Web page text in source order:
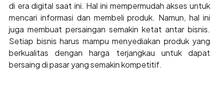
di era digital saat ini. Hal ini mempermudah akses untuk
mencari informasi dan membeli produk. Namun, hal ini
juga membuat persaingan semakin ketat antar bisnis.
Setiap bisnis harus mampu menyediakan produk yang
berkualitas dengan harga terjangkau untuk dapat
bersaing di pasar yang semakin kompetitif.